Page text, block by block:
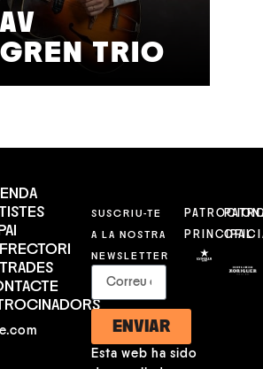
TRIO
SUSCRIU-TE
A LA NOSTRA
NEWSLETTER
ENVIAR
Esta web ha sido
PRINCIPAL